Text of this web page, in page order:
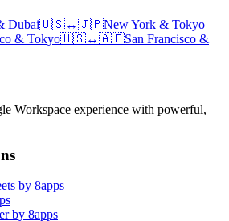
Dubai🇺🇸↔🇯🇵New York & Tokyo
& Tokyo🇺🇸↔🇦🇪San Francisco &
Workspace experience with powerful,
by 8apps
by 8apps